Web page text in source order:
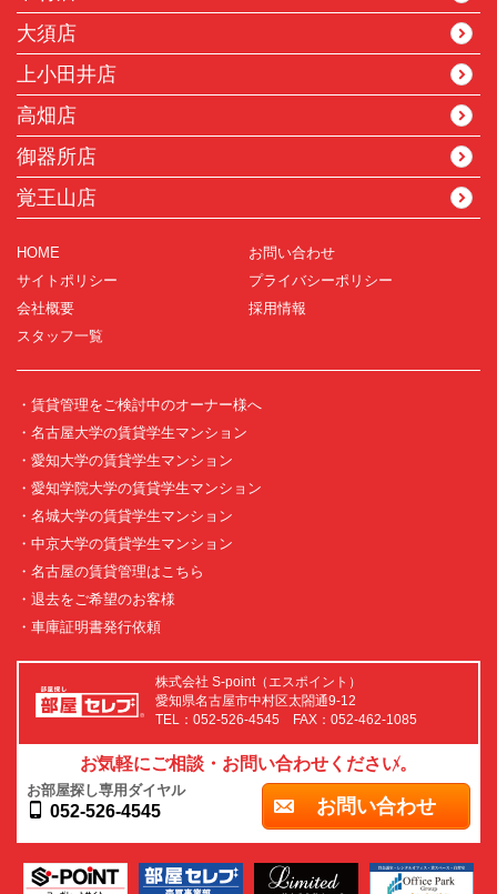
大須店
上小田井店
高畑店
御器所店
覚王山店
HOME
お問い合わせ
サイトポリシー
プライバシーポリシー
会社概要
採用情報
スタッフ一覧
・賃貸管理をご検討中のオーナー様へ
・名古屋大学の賃貸学生マンション
・愛知大学の賃貸学生マンション
・愛知学院大学の賃貸学生マンション
・名城大学の賃貸学生マンション
・中京大学の賃貸学生マンション
・名古屋の賃貸管理はこちら
・退去をご希望のお客様
・車庫証明書発行依頼
株式会社 S-point（エスポイント）
愛知県名古屋市中村区太閤通9-12
TEL：052-526-4545 FAX：052-462-1085
お気軽にご相談・お問い合わせください。
お部屋探し専用ダイヤル
052-526-4545 お問い合わせ